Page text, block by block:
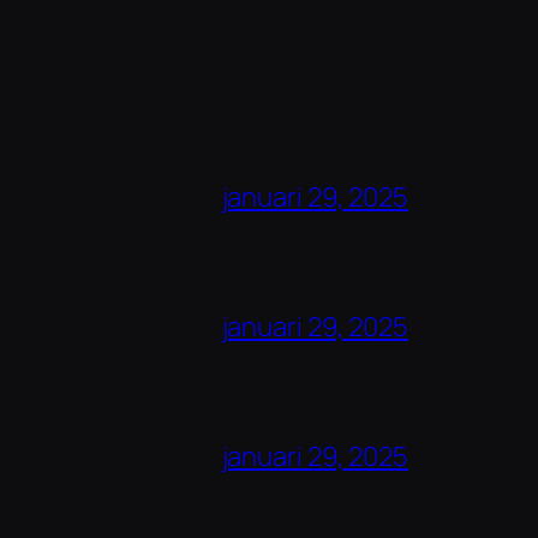
januari 29, 2025
januari 29, 2025
januari 29, 2025